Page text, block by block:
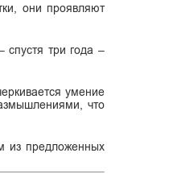
они проявляют
спустя три года –
умение
что
из предложенных